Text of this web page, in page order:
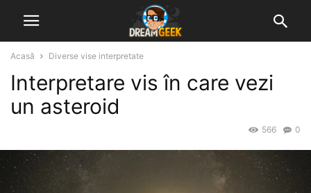
Acasă Diverse vise interpretate
Interpretare vis în care vezi
un asteroid
0
566